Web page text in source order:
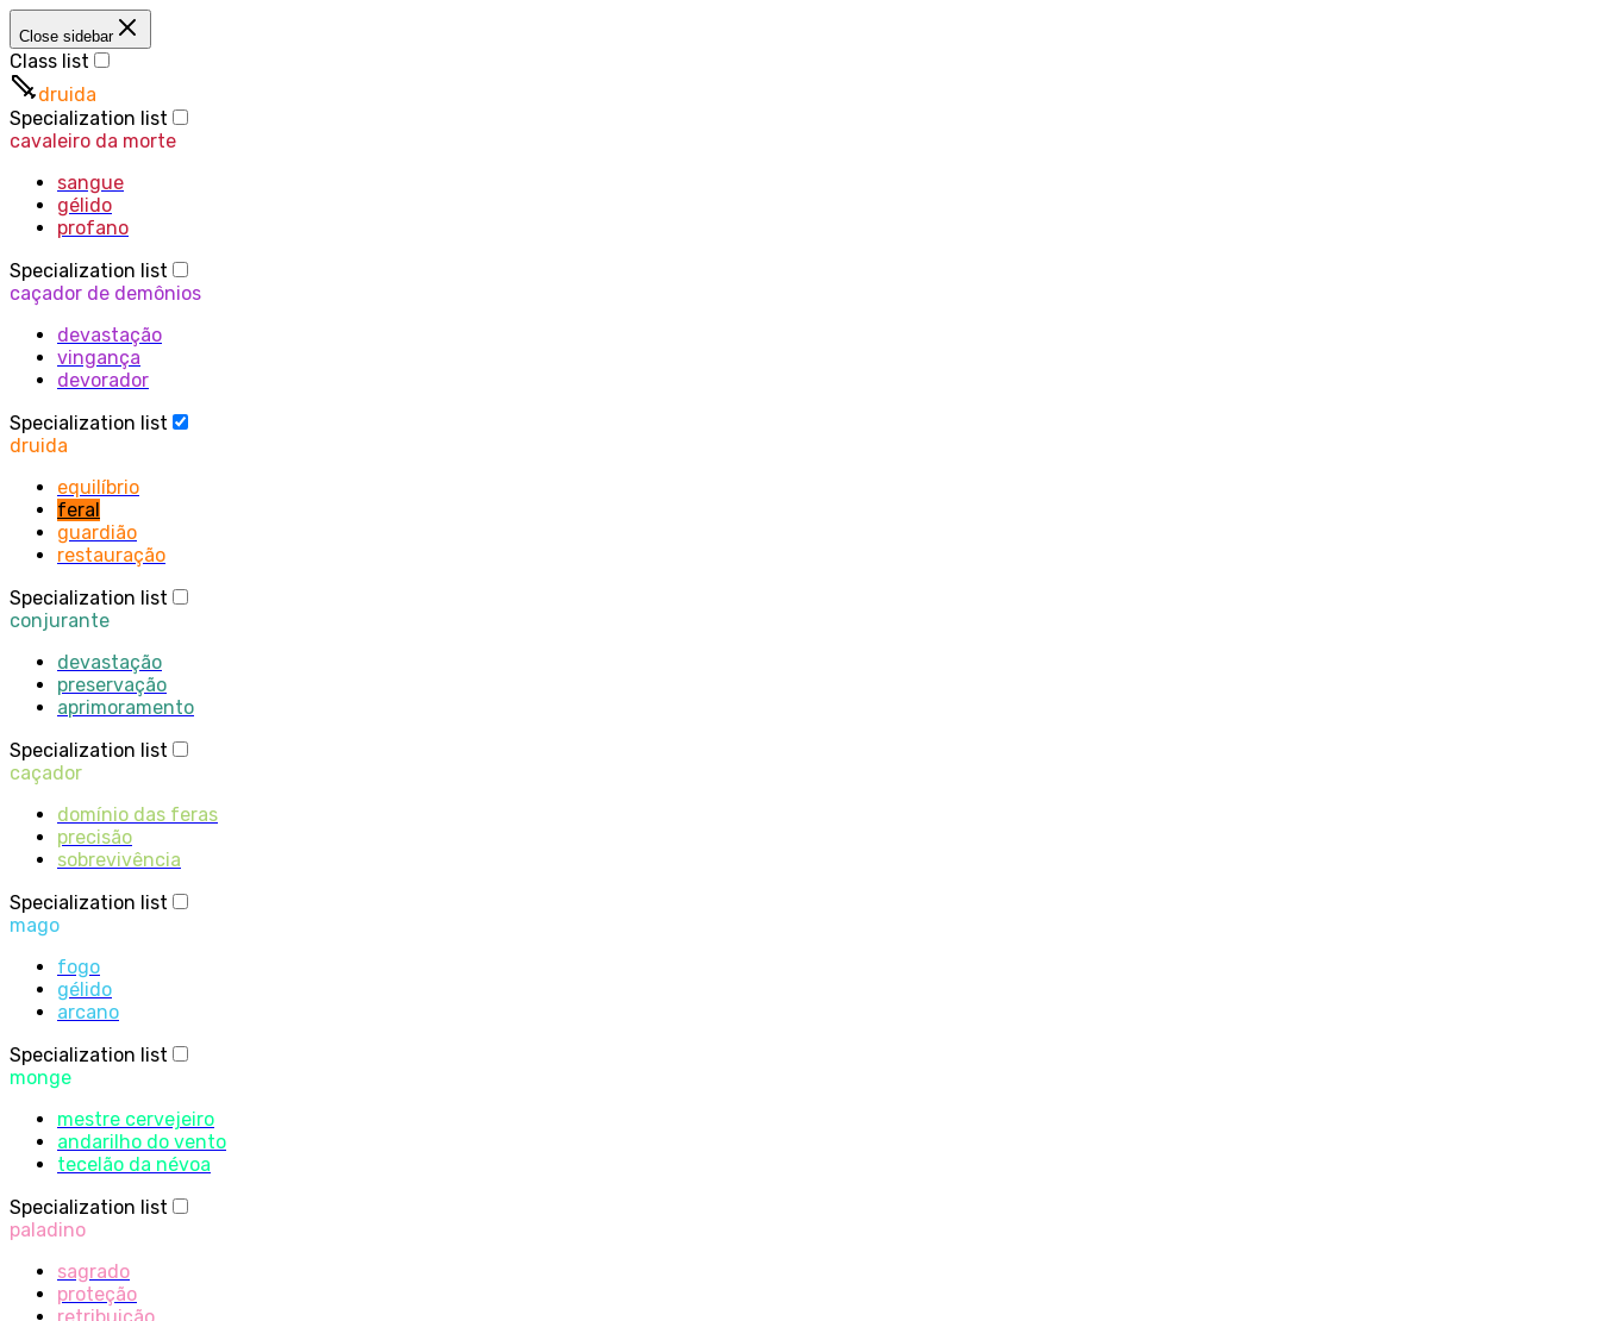
Close sidebar
Class list
druida
Specialization list
cavaleiro da morte
sangue
gélido
profano
Specialization list
caçador de demônios
devastação
vingança
devorador
Specialization list
druida
equilíbrio
feral
guardião
restauração
Specialization list
conjurante
devastação
preservação
aprimoramento
Specialization list
caçador
domínio das feras
precisão
sobrevivência
Specialization list
mago
fogo
gélido
arcano
Specialization list
monge
mestre cervejeiro
andarilho do vento
tecelão da névoa
Specialization list
paladino
sagrado
proteção